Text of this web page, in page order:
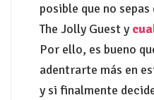
posible que no
The Jolly Guest y
Por ello, es bueno
adentrarte más en
y si finalmente